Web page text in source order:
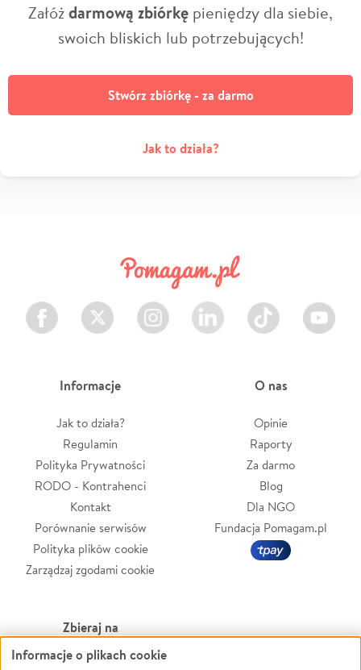
Załóżdarmową zbiórkę pieniędzy dla siebie,
swoich bliskich lub potrzebujących!
Stwórz zbiórkę - za darmo
Jak to działa?
Facebook Twitter Instagram LinkedIn TikTok Youtube
Informacje
Jak to działa?
Regulamin
Polityka Prywatności
RODO - Kontrahenci
Kontakt
Porównanie serwisów
Polityka plików cookie
Zarządzaj zgodami cookie
O nas
Opinie
Raporty
Za darmo
Blog
Dla NGO
Fundacja Pomagam.pl
Zbieraj na
Leczenie
Informacje o plikach cookie